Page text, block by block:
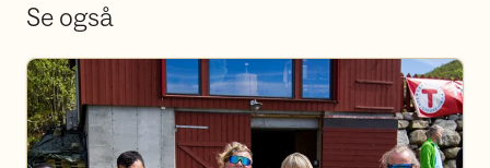
Se også
Bli frivillig